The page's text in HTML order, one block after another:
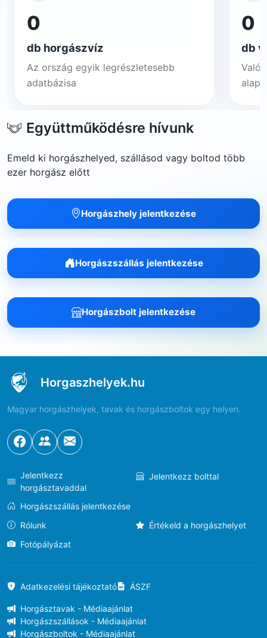
0
db horgászvíz
Az ország egyik legrészletesebb
adatbázisa
0
db
Együttműködésre hívunk
Emeld ki horgászhelyed, szállásod vagy boltod több
ezer horgász előtt
Horgászhely jelentkezése
Horgászszállás jelentkezése
Horgászbolt jelentkezése
Horgaszhelyek.hu
Magyar horgászhelyek, tavak és horgászboltok egy helyen.
Jelentkezz
horgásztavaddal
Jelentkezz bolttal
Horgászszállás jelentkezése
Rólunk
Értékeld a horgászhelyet
Fotópályázat
Adatkezelési tájékoztató ÁSZF
Horgásztavak - Médiaajánlat
Horgászszállások - Médiaajánlat
Horgászboltok - Médiaajánlat